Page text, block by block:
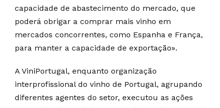
capacidade de abastecimento do mercado, que
poderá obrigar a comprar mais vinho em
mercados concorrentes, como Espanha e França,
para manter a capacidade de exportação».
A ViniPortugal, enquanto organização
interprofissional do vinho de Portugal, agrupando
diferentes agentes do setor, executou as ações